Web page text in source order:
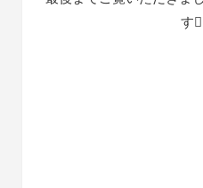
す